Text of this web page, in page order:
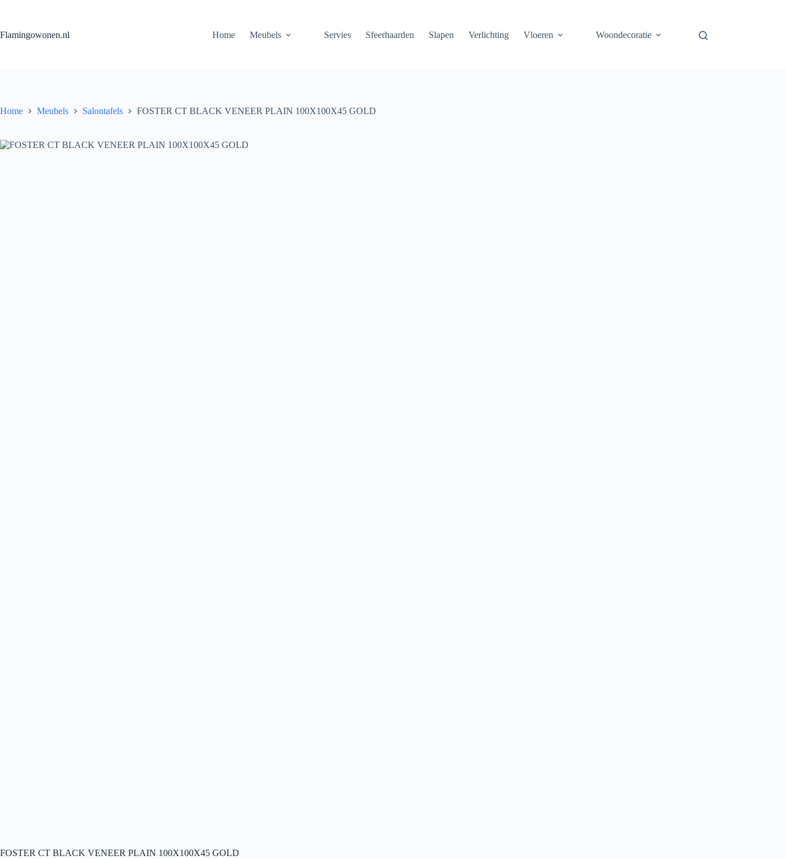
Flamingowonen.nl Home Meubels Servies Sfeerhaarden Slapen Verlichting Vloeren Woondecoratie
Home Meubels Salontafels FOSTER CT BLACK VENEER PLAIN 100X100X45 GOLD
FOSTER CT BLACK VENEER PLAIN 100X100X45 GOLD